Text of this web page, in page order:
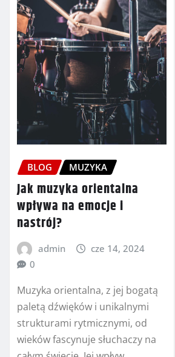
BLOG MUZYKA
Jak muzyka orientalna
wpływa na emocje i
nastrój?
admin
cze 14, 2024
0
Muzyka orientalna, z jej bogatą
paletą dźwięków i unikalnymi
strukturami rytmicznymi, od
wieków fascynuje słuchaczy na